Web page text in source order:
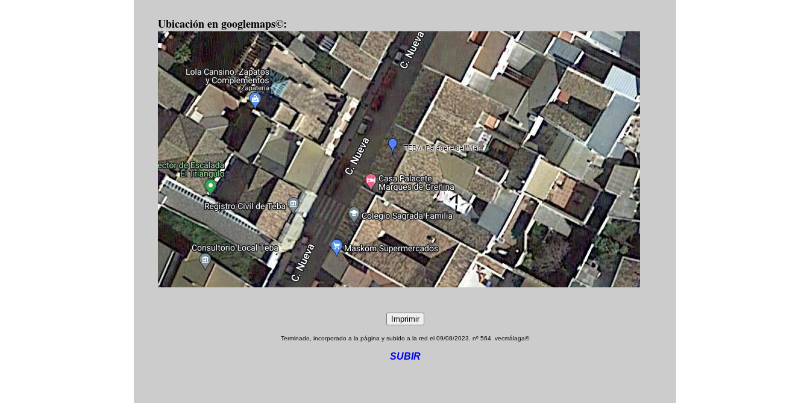
Ubicación en googlemaps©:
Terminado, incorporado a la página y subido a la red el 09/08/2023. nº 564. vecmálaga©
SUBIR